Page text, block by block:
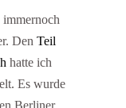
Den Teil
hatte ich
Es wurde
Berliner